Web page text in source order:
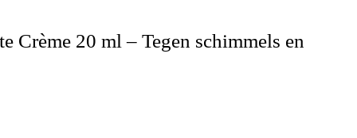
Crème 20 ml – Tegen schimmels en